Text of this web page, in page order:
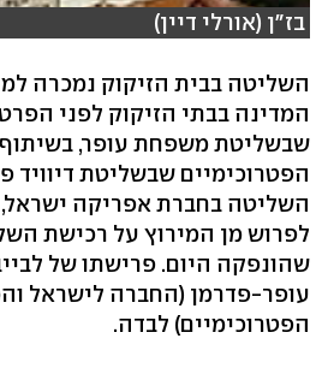
בז"ן (אורלי דיין)
השליטה בבית הזיקוק נמכרה
המדינה בבתי הזיקוק לפני
שבשליטת משפחת עופר,
הפטרוכימיים שבשליטת דיוויד
השליטה בחברת אפריקה
לפרוש מן המירוץ על רכישת
שהונפקה היום. פרישתו של
עופר-פדרמן (החברה לישראל
הפטרוכימיים) לבדה.